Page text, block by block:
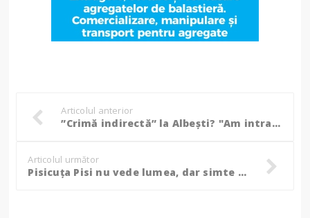
Articolul anterior
”Crimă indirectă” la Albești? "Am intrat peste sora mea, am văzut că e moartă"
Articolul următor
Pisicuța Pisi nu vede lumea, dar simte iubirea. Ajut-o să își găsească un loc în lumea ta!